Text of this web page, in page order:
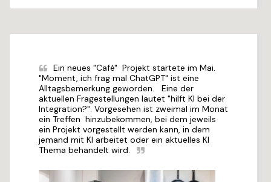
Ein neues "Café"  Projekt startete im Mai.
"Moment, ich frag mal ChatGPT" ist eine
Alltagsbemerkung geworden.   Eine der
aktuellen Fragestellungen lautet "hilft KI bei der
Integration?". Vorgesehen ist zweimal im Monat
ein Treffen  hinzubekommen, bei dem jeweils
ein Projekt vorgestellt werden kann, in dem
jemand mit KI arbeitet oder ein aktuelles KI
Thema behandelt wird.